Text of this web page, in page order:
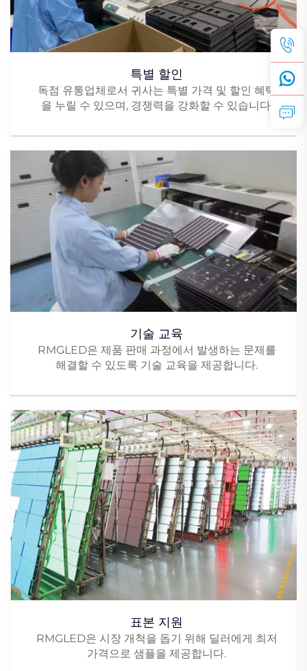
특별 할인
독점 유통업체로서 귀사는 특별 가격 및 할인 혜택
을 누릴 수 있으며, 경쟁력을 강화할 수 있습니다.
기술 교육
RMGLED은 제품 판매 과정에서 발생하는 문제를
해결할 수 있도록 기술 교육을 제공합니다.
표본 지원
RMGLED은 시장 개척을 돕기 위해 딜러에게 최저
가격으로 샘플을 제공합니다.